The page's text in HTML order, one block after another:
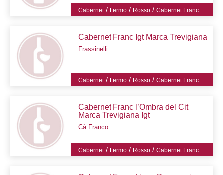
Cabernet/ Fermo / Rosso /Cabernet Franc
Cabernet Franc Igt Marca Trevigiana
Frassinelli
Cabernet/ Fermo / Rosso /Cabernet Franc
Cabernet Franc l’Ombra del Cit
Marca Trevigiana Igt
Cà Franco
Cabernet/ Fermo / Rosso /Cabernet Franc